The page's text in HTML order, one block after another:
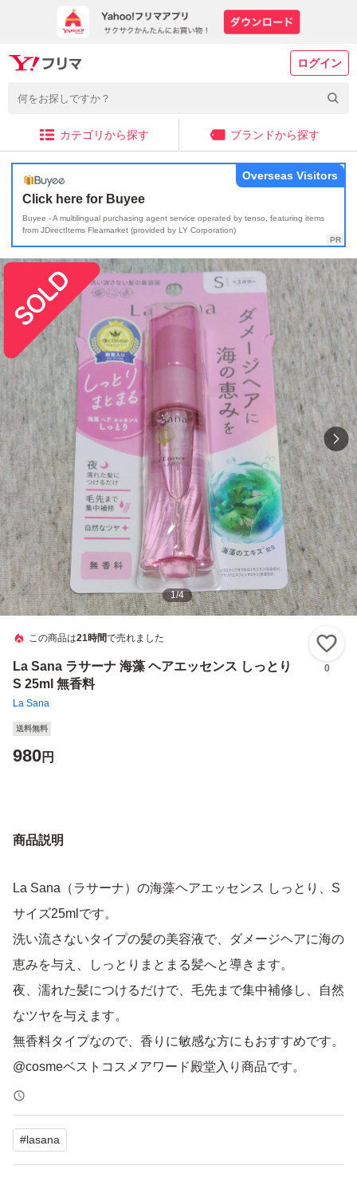
ログイン
カテゴリから探す ブランドから探す
Click here for Buyee
Buyee - A multilingual purchasing agent service operated by tenso, featuring items
from JDirectItems Fleamarket (provided by LY Corporation)
Overseas Visitors
1/4
この商品は21時間で売れました
La Sana ラサーナ 海藻 ヘアエッセンス しっとり
S 25ml 無香料
La Sana
0
送料無料
980円
商品説明
La Sana（ラサーナ）の海藻ヘアエッセンス しっとり、S
サイズ25mlです。
洗い流さないタイプの髪の美容液で、ダメージヘアに海の
恵みを与え、しっとりまとまる髪へと導きます。
夜、濡れた髪につけるだけで、毛先まで集中補修し、自然
なツヤを与えます。
無香料タイプなので、香りに敏感な方にもおすすめです。
@cosmeベストコスメアワード殿堂入り商品です。
発送までの日数を3日から7日にしておりますが、お急ぎ
の場合はメッセージをください。
【ブランド】La Sana（ラサーナ）
#lasana